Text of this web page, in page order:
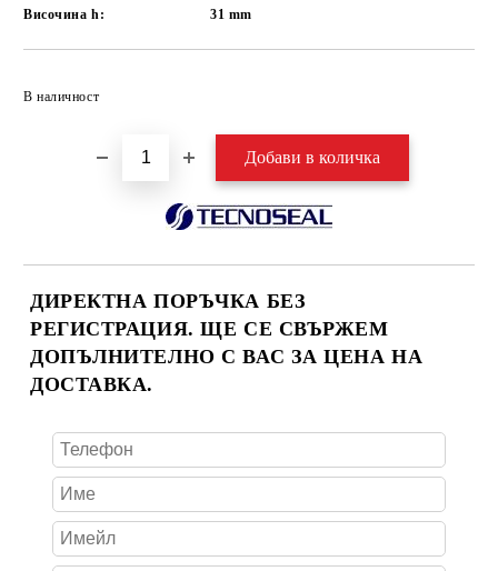
Височина h:
31 mm
В наличност
ДИРЕКТНА ПОРЪЧКА БЕЗ
РЕГИСТРАЦИЯ. ЩЕ СЕ СВЪРЖЕМ
ДОПЪЛНИТЕЛНО С ВАС ЗА ЦЕНА НА
ДОСТАВКА.